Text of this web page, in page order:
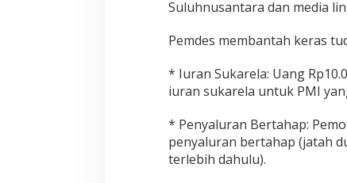
a
Suluhnusantara dan media
Pemdes membantah keras
* Iuran Sukarela: Uang
iuran sukarela untuk PMI
* Penyaluran Bertahap:
penyaluran bertahap (jatah
terlebih dahulu).